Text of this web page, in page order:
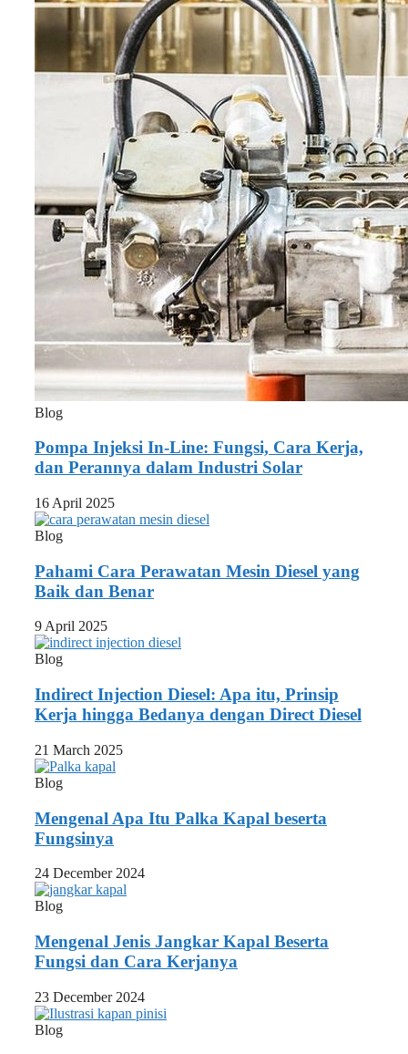
Blog
Pompa Injeksi In-Line: Fungsi, Cara Kerja,
dan Perannya dalam Industri Solar
16 April 2025
Blog
Pahami Cara Perawatan Mesin Diesel yang
Baik dan Benar
9 April 2025
Blog
Indirect Injection Diesel: Apa itu, Prinsip
Kerja hingga Bedanya dengan Direct Diesel
21 March 2025
Blog
Mengenal Apa Itu Palka Kapal beserta
Fungsinya
24 December 2024
Blog
Mengenal Jenis Jangkar Kapal Beserta
Fungsi dan Cara Kerjanya
23 December 2024
Blog